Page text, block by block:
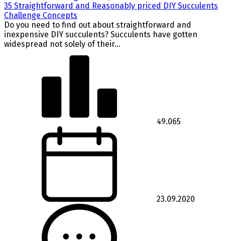
35 Straightforward and Reasonably priced DIY Succulents
Challenge Concepts
Do you need to find out about straightforward and
inexpensive DIY succulents? Succulents have gotten
widespread not solely of their...
49.065
23.09.2020